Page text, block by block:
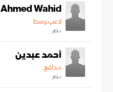
Ahmed Wahid
لاعب وسط
مصر
أحمد عبدين
مدافع
مصر